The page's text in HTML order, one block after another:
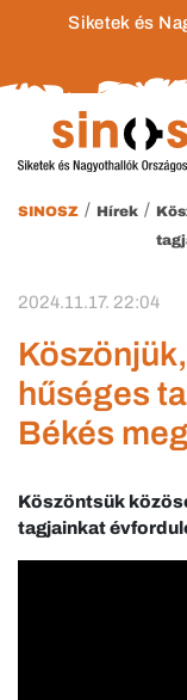
Siketek és
SINOSZ / Hírek /
2024.11.17. 22:04
hűséges
Békés
Köszöntsük
tagjainkat